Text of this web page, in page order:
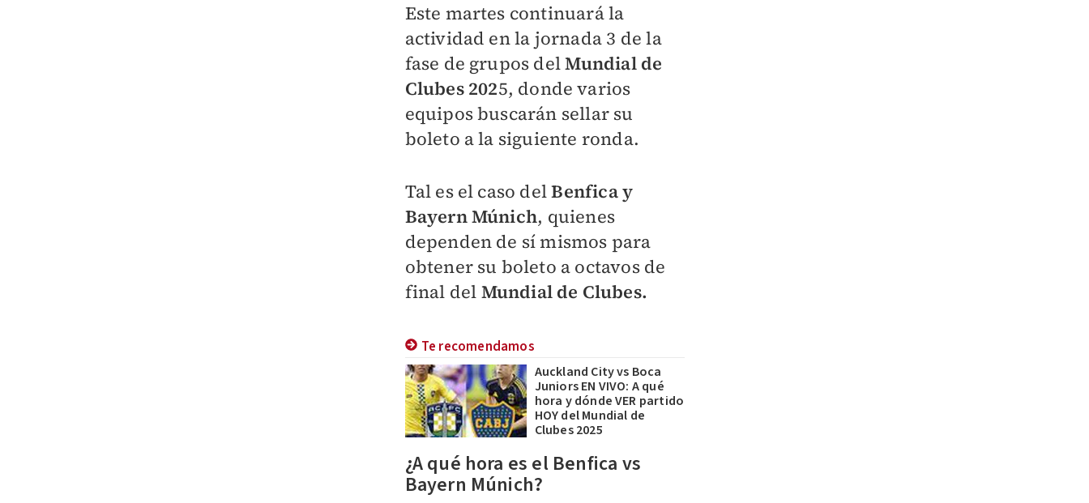
Este martes continuará la
actividad en la jornada 3 de la
fase de grupos delMundial de
Clubes 2025, donde varios
equipos buscarán sellar su
boleto a la siguiente ronda.
Tal es el caso delBenfica y
Bayern Múnich, quienes
dependen de sí mismos para
obtener su boleto a octavos de
final del Mundial de Clubes.
Te recomendamos
Auckland City vs Boca
Juniors EN VIVO: A qué
hora y dónde VER partido
HOY del Mundial de
Clubes 2025
¿A qué hora es el Benfica vs
Bayern Múnich?